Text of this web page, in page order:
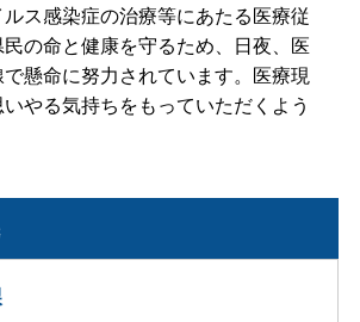
ス感染症の治療等にあたる医療従
の命と健康を守るため、日夜、医
懸命に努力されています。医療現
やる気持ちをもっていただくよう